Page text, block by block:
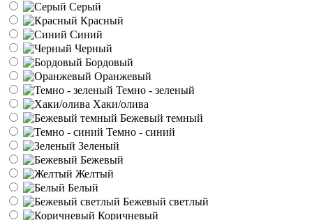
Серый
Красный
Синий
Черный
Бордовый
Оранжевый
Темно - зеленый
Хаки/олива
Бежевый темный
Темно - синий
Зеленый
Бежевый
Желтый
Белый
Бежевый светлый
Коричневый